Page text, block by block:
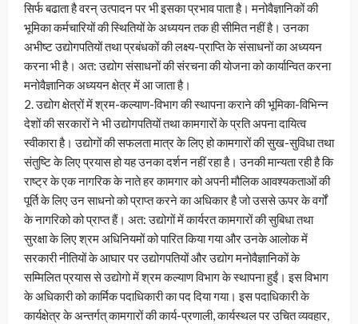
सिर्फ बढाता है वरन् उत्पादन पर भी इसका प्रभाव पाता है। मनोवैज्ञानिकों की
भूमिका कर्मचारियों की स्थितियों के अध्ययन तक ही सीमित नहीं है। उनका
अभीष्ट उद्योगपतियों तथा प्रबंधकों की लक्ष्य-प्राप्ति के संसाधनों का अध्ययन
करना भी है। अत: उद्योग संसाधनों की संरचना की योजना को कार्यान्वित करना
मनोवैज्ञानिक अध्ययन क्षेत्र में आ जाता है।
2. उद्योग क्षेत्रों में श्रम-कल्याण-विभाग की स्थापना कराने की भूमिका-विभिन्न
देशों की सरकारों ने भी उद्योगपतियों तथा कामगारों के प्रति अपना दायित्व
स्वीकारा है। उद्योगों की सफलता मात्र के लिए हो कामगारों की सुख-सुविधा तथा
संतुष्टि के लिए प्रयास हो यह उनका दर्शन नहीं रहा है। उनकी मान्यता रही है कि
राष्ट्र के एक नागरिक के नाते हर कामगार को अपनी मौलिक आवश्यकताओं की
पूर्ति के लिए उन साधनो को प्राप्त करने का अधिकार है जो उससे ऊपर के वर्गों
के नागरिको को प्राप्त हैं। अत: उद्योगों में कार्यरत कामगारों की सुबिधा तथा
सुरक्षा के लिए श्रम अधिनियमों को पारित किया गया और उनके आलोक में
सरकारी नीतियों के आघार पर उद्योगपतियों और उद्योग मनोवैज्ञानिकों के
सम्मिलित प्रयास से उद्योगो में श्रम कल्याण विभाग के स्थापना हुईं। इस विभाग
के अधिकारी को कार्मिक पदाधिकारी का पद दिया गया। इस पदाधिकारी के
कार्यक्षेत्र के अन्तर्गत् कामगारों की कार्य-प्रणाली, कार्यस्थल पर उचित व्यवहार,